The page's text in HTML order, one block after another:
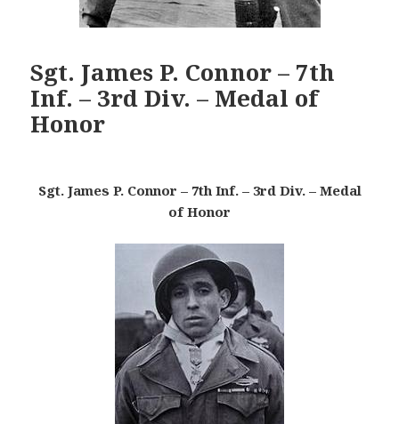
Sgt. James P. Connor – 7th
Inf. – 3rd Div. – Medal of
Honor
Sgt. James P. Connor – 7th Inf. – 3rd Div. – Medal
of Honor